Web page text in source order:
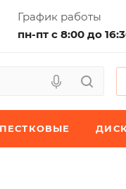
График работы
пн-пт с 8:00 до